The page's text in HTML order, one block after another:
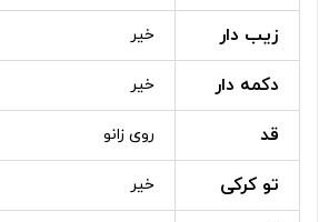
زیب دار خیر
دکمه دار خیر
قد روی زانو
تو کرکی خیر